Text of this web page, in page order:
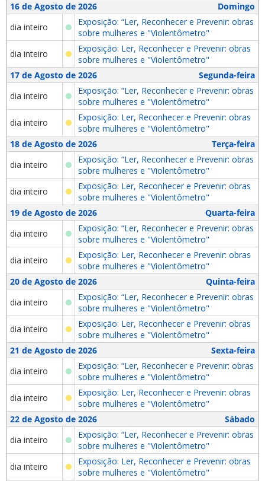
16 de Agosto de 2026
Domingo
dia inteiro
Exposição: “Ler, Reconhecer e Prevenir: obras
sobre mulheres e "Violentômetro"
dia inteiro
Exposição: Ler, Reconhecer e Prevenir: obras
sobre mulheres e "Violentômetro"
17 de Agosto de 2026
Segunda-feira
dia inteiro
Exposição: “Ler, Reconhecer e Prevenir: obras
sobre mulheres e "Violentômetro"
dia inteiro
Exposição: Ler, Reconhecer e Prevenir: obras
sobre mulheres e "Violentômetro"
18 de Agosto de 2026
Terça-feira
dia inteiro
Exposição: “Ler, Reconhecer e Prevenir: obras
sobre mulheres e "Violentômetro"
dia inteiro
Exposição: Ler, Reconhecer e Prevenir: obras
sobre mulheres e "Violentômetro"
19 de Agosto de 2026
Quarta-feira
dia inteiro
Exposição: “Ler, Reconhecer e Prevenir: obras
sobre mulheres e "Violentômetro"
dia inteiro
Exposição: Ler, Reconhecer e Prevenir: obras
sobre mulheres e "Violentômetro"
20 de Agosto de 2026
Quinta-feira
dia inteiro
Exposição: “Ler, Reconhecer e Prevenir: obras
sobre mulheres e "Violentômetro"
dia inteiro
Exposição: Ler, Reconhecer e Prevenir: obras
sobre mulheres e "Violentômetro"
21 de Agosto de 2026
Sexta-feira
dia inteiro
Exposição: “Ler, Reconhecer e Prevenir: obras
sobre mulheres e "Violentômetro"
dia inteiro
Exposição: Ler, Reconhecer e Prevenir: obras
sobre mulheres e "Violentômetro"
22 de Agosto de 2026
Sábado
dia inteiro
Exposição: “Ler, Reconhecer e Prevenir: obras
sobre mulheres e "Violentômetro"
dia inteiro
Exposição: Ler, Reconhecer e Prevenir: obras
sobre mulheres e "Violentômetro"